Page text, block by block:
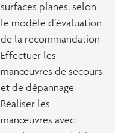
surfaces planes, selon
le modèle d’évaluation
de la recommandation
Effectuer les
manœuvres de secours
et de dépannage
Réaliser les
manœuvres avec